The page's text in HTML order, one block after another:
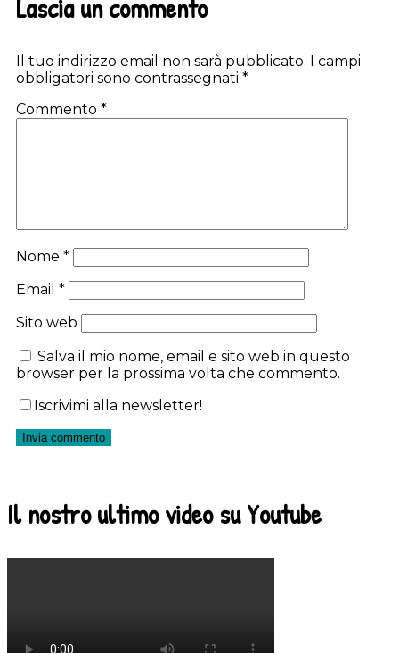
Interactions
Lascia un commento
Il tuo indirizzo email non sarà pubblicato. I campi
obbligatori sono contrassegnati *
Commento *
Nome *
Email *
Sito web
Salva il mio nome, email e sito web in questo
browser per la prossima volta che commento.
Iscrivimi alla newsletter!
Il nostro ultimo video su Youtube